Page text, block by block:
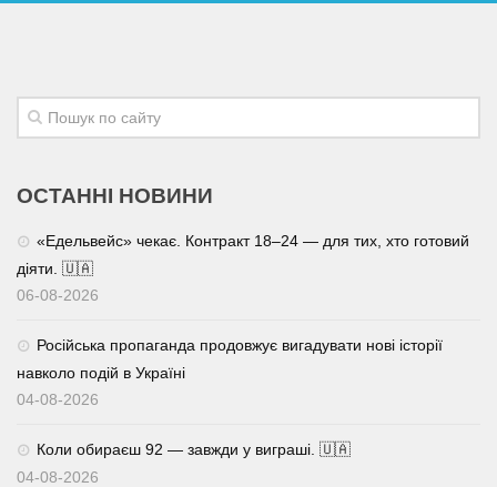
ОСТАННІ НОВИНИ
«Едельвейс» чекає. Контракт 18–24 — для тих, хто готовий
діяти. 🇺🇦
06-08-2026
Російська пропаганда продовжує вигадувати нові історії
навколо подій в Україні
04-08-2026
Коли обираєш 92 — завжди у виграші. 🇺🇦
04-08-2026